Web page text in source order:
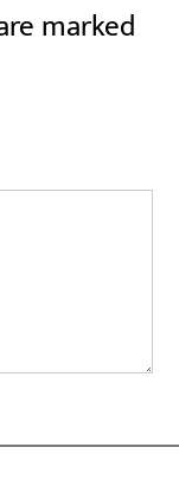
marked